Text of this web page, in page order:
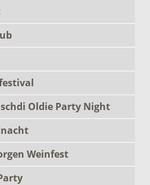
Oldie Party Night
Weinfest